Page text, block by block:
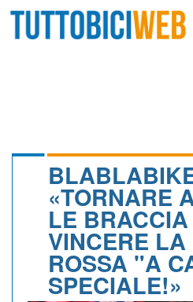
CALENDARIO
ALBI D'ORO
«TORNARE
LE
VINCERE
ROSSA "A
SPECIALE!»